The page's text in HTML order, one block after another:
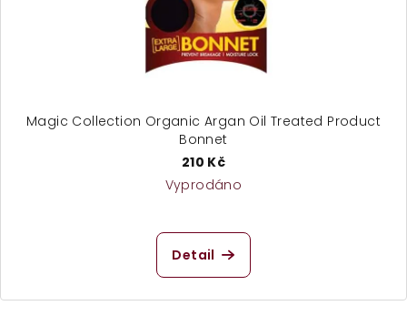
Magic Collection Organic Argan Oil Treated Product
Bonnet
210 Kč
Vyprodáno
Detail